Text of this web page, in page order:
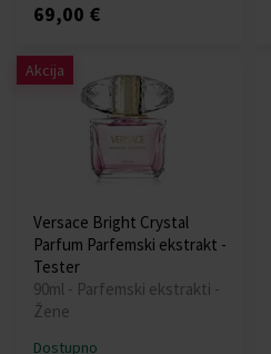
69,00 €
Akcija
Versace Bright Crystal
Parfum Parfemski ekstrakt -
Tester
90ml - Parfemski ekstrakti -
Žene
Dostupno